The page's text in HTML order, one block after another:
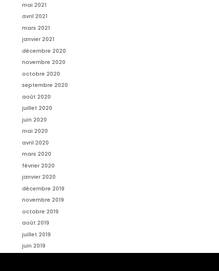
mai 2021
avril 2021
mars 2021
janvier 2021
décembre 2020
novembre 2020
octobre 2020
septembre 2020
août 2020
juillet 2020
juin 2020
mai 2020
avril 2020
mars 2020
février 2020
janvier 2020
décembre 2019
novembre 2019
octobre 2019
août 2019
juillet 2019
juin 2019